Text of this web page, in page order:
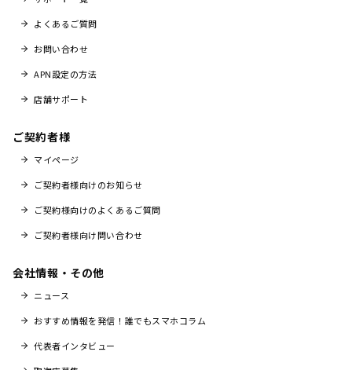
よくあるご質問
お問い合わせ
APN設定の方法
店舗サポート
ご契約者様
マイページ
ご契約者様向けのお知らせ
ご契約様向けのよくあるご質問
ご契約者様向け問い合わせ
会社情報・その他
ニュース
おすすめ情報を発信！誰でもスマホコラム
代表者インタビュー